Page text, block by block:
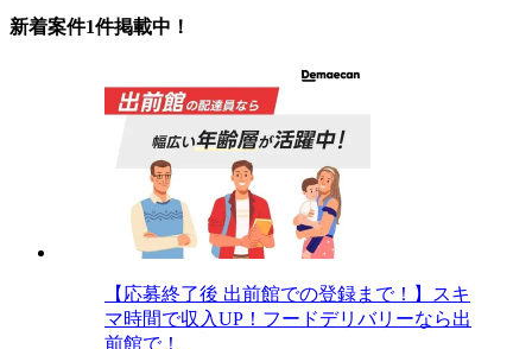
新着案件1件掲載中！
【応募終了後 出前館での登録まで！】スキ
マ時間で収入UP！フードデリバリーなら出
前館で！